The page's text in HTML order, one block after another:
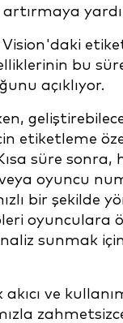
bu
açıklıyor.
etiketleme
süre sonra,
oyuncu
bir şekilde
oyunculara
sunmak
ve